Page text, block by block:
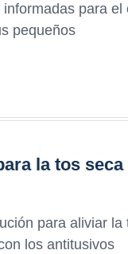
para el
pequeños
la tos seca
para aliviar la
los antitusivos